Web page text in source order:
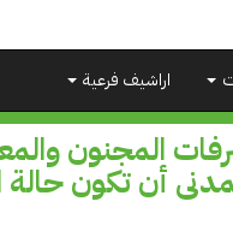
اراشيف فرعية
المجنون
المدنى أن